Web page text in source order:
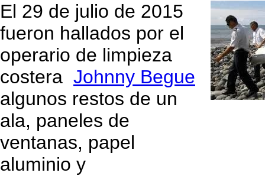
El 29 de julio de 2015
fueron hallados por el
operario de limpieza
costera Johnny Begue
algunos restos de un
ala, paneles de
ventanas, papel
aluminio y